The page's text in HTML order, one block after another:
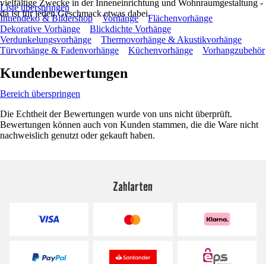
vielfältige Zwecke in der Inneneinrichtung und Wohnraumgestaltung -
da ist für jeden Geschmack etwas dabei.
Liste überspringen
Innendeko & Bildershop
Vorhänge
Flächenvorhänge
Dekorative Vorhänge
Blickdichte Vorhänge
Verdunkelungsvorhänge
Thermovorhänge & Akustikvorhänge
Türvorhänge & Fadenvorhänge
Küchenvorhänge Vorhangzubehör
Kundenbewertungen
Bereich überspringen
Die Echtheit der Bewertungen wurde von uns nicht überprüft.
Bewertungen können auch von Kunden stammen, die die Ware nicht
nachweislich genutzt oder gekauft haben.
Zahlarten